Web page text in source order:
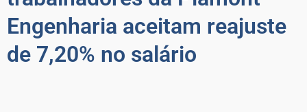
Engenharia aceitam reajuste
de 7,20% no salário